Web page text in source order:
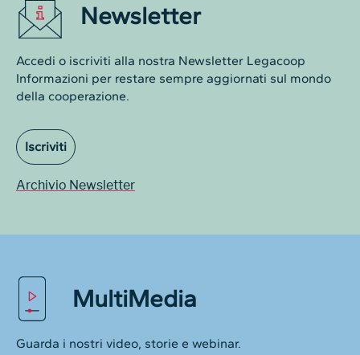
Newsletter
Accedi o iscriviti alla nostra Newsletter Legacoop
Informazioni per restare sempre aggiornati sul mondo
della cooperazione.
Iscriviti
Archivio Newsletter
MultiMedia
Guarda i nostri video, storie e webinar.